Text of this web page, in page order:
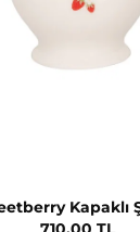
Kapaklı